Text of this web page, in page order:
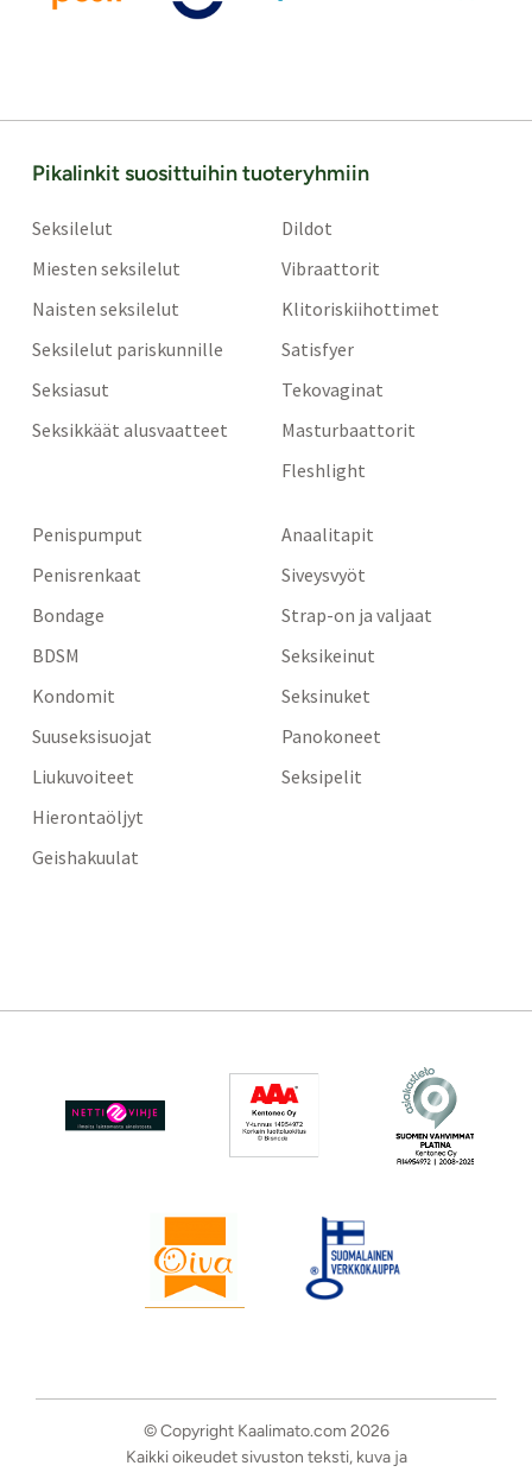
Pikalinkit suosittuihin tuoteryhmiin
Seksilelut
Miesten seksilelut
Naisten seksilelut
Seksilelut pariskunnille
Seksiasut
Seksikkäät alusvaatteet
Dildot
Vibraattorit
Klitoriskiihottimet
Satisfyer
Tekovaginat
Masturbaattorit
Fleshlight
Penispumput
Penisrenkaat
Bondage
BDSM
Kondomit
Suuseksisuojat
Liukuvoiteet
Hierontaöljyt
Geishakuulat
Anaalitapit
Siveysvyöt
Strap-on ja valjaat
Seksikeinut
Seksinuket
Panokoneet
Seksipelit
© Copyright Kaalimato.com 2026
Kaikki oikeudet sivuston teksti, kuva ja